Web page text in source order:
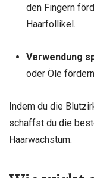
den Fingern
Haarfollikel.
Verwendung
oder Öle
Indem du die
schaffst du die
Haarwachstum.